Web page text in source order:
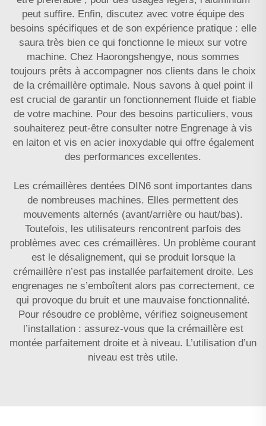
peut suffire. Enfin, discutez avec votre équipe des
besoins spécifiques et de son expérience pratique : elle
saura très bien ce qui fonctionne le mieux sur votre
machine. Chez Haorongshengye, nous sommes
toujours prêts à accompagner nos clients dans le choix
de la crémaillère optimale. Nous savons à quel point il
est crucial de garantir un fonctionnement fluide et fiable
de votre machine. Pour des besoins particuliers, vous
souhaiterez peut-être consulter notre Engrenage à vis
en laiton et vis en acier inoxydable qui offre également
des performances excellentes.
Les crémaillères dentées DIN6 sont importantes dans
de nombreuses machines. Elles permettent des
mouvements alternés (avant/arrière ou haut/bas).
Toutefois, les utilisateurs rencontrent parfois des
problèmes avec ces crémaillères. Un problème courant
est le désalignement, qui se produit lorsque la
crémaillère n’est pas installée parfaitement droite. Les
engrenages ne s’emboîtent alors pas correctement, ce
qui provoque du bruit et une mauvaise fonctionnalité.
Pour résoudre ce problème, vérifiez soigneusement
l’installation : assurez-vous que la crémaillère est
montée parfaitement droite et à niveau. L’utilisation d’un
niveau est très utile.